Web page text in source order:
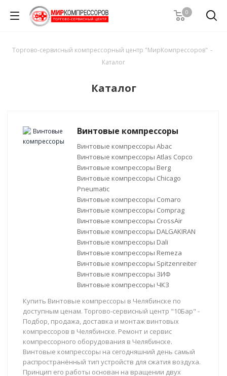
0
Торгово-сервисный компрессорный центр "МирКомпрессоров" -
Каталог
Каталог
Винтовые компрессоры
Винтовые компрессоры Abac
Винтовые компрессоры Atlas Copco
Винтовые компрессоры Berg
Винтовые компрессоры Chicago
Pneumatic
Винтовые компрессоры Comaro
Винтовые компрессоры Comprag
Винтовые компрессоры CrossAir
Винтовые компрессоры DALGAKIRAN
Винтовые компрессоры Dali
Винтовые компрессоры Remeza
Винтовые компрессоры Spitzenreiter
Винтовые компрессоры ЗИФ
Винтовые компрессоры ЧКЗ
Купить Винтовые компрессоры в Челябинске по
доступным ценам. Торгово-сервисный центр "10Бар" -
Подбор, продажа, доставка и монтаж винтовых
компрессоров в Челябинске. Ремонт и сервис
компрессорного оборудования в Челябинске.
Винтовые компрессоры на сегодняшний день самый
распространённый тип устройств для сжатия воздуха.
Принцип его работы основан на вращении двух